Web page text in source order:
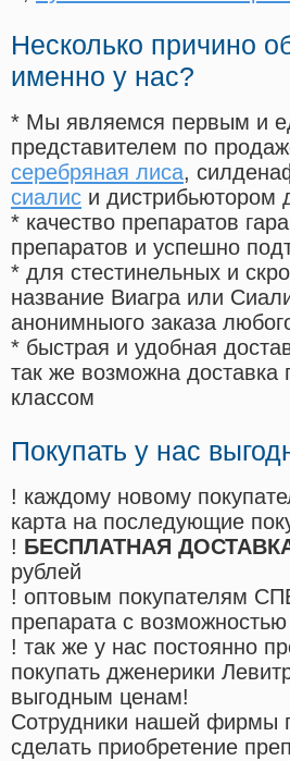
Несколько причино
именно у нас?
* Мы являемся первым и
представителем по
серебряная лиса,
сиалис и дистрибьютором
* качество препаратов
препаратов и успешно
* для стестинельных и
название Виагра или
анонимныого заказа
* быстрая и удобная
так же возможна доставка
классом
Покупать у нас
! каждому новому
карта на последующие
! БЕСПЛАТНАЯ
рублей
! оптовым покупателям
препарата с
! так же у нас постоянно
покупать дженерики
выгодным ценам!
Cотрудники нашей фирмы
сделать приобретение